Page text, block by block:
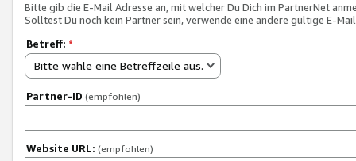
Bitte gib die E-Mail Adresse an, mit welcher Du Dich im PartnerNet
Solltest Du noch kein Partner sein, verwende eine andere gültige E-
Betreff: *
Bitte wähle eine Betreffzeile aus.
Partner-ID (empfohlen)
Website URL: (empfohlen)